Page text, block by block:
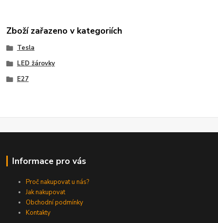
Zboží zařazeno v kategoriích
Tesla
LED žárovky
E27
Informace pro vás
Proč nakupovat u nás?
Jak nakupovat
Obchodní podmínky
Kontakty